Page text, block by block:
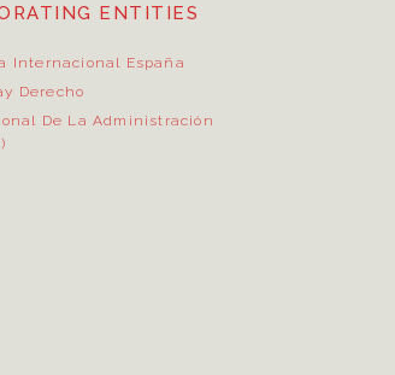
ENTITIES
Internacional España
Derecho
De La Administración